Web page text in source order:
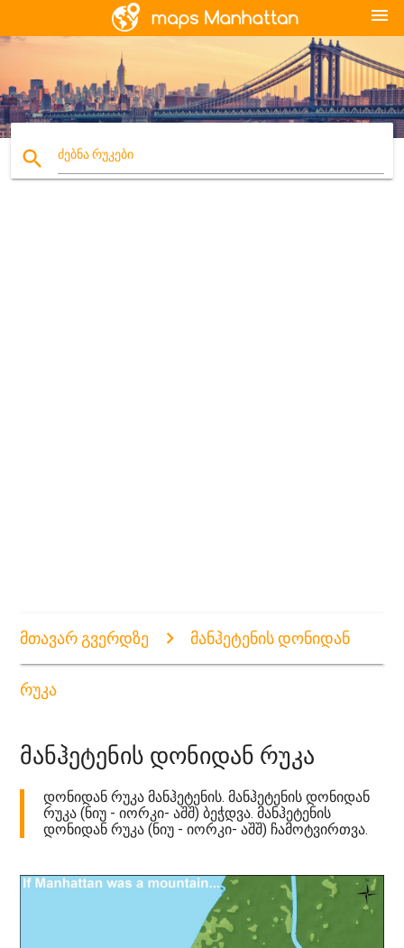
menu
search ძებნა რუკები
მთავარ გვერდზე მანჰეტენის დონიდან
რუკა
მანჰეტენის დონიდან რუკა
დონიდან რუკა მანჰეტენის. მანჰეტენის დონიდან
რუკა (ნიუ - იორკი- აშშ) ბეჭდვა. მანჰეტენის
დონიდან რუკა (ნიუ - იორკი- აშშ) ჩამოტვირთვა.